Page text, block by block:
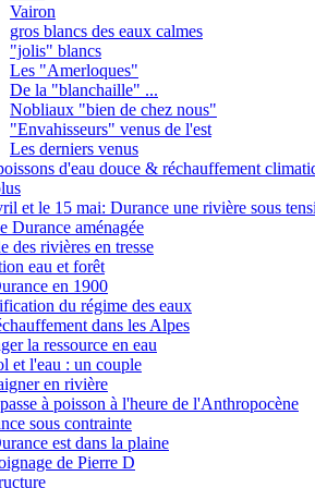
Vairon
gros blancs des eaux calmes
"jolis" blancs
Les "Amerloques"
De la "blanchaille" ...
Nobliaux "bien de chez nous"
"Envahisseurs" venus de l'est
Les derniers venus
d'eau douce & réchauffement
et le 15 mai: Durance une rivière sous
Durance aménagée
des rivières en tresse
eau et forêt
en 1900
du régime des eaux
dans les Alpes
la ressource en eau
et l'eau : un couple
en rivière
à poisson à l'heure de l'Anthropocène
sous contrainte
est dans la plaine
de Pierre D